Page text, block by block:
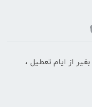
همه روزه از ساعت 9الی14 و 16 الی 21 بغیر از ایام تعطیل ،